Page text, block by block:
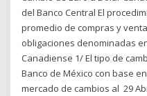
del Banco Central El
promedio de compras y
obligaciones denominadas
Canadiense 1/ El tipo de
Banco de México con base
mercado de cambios al 29